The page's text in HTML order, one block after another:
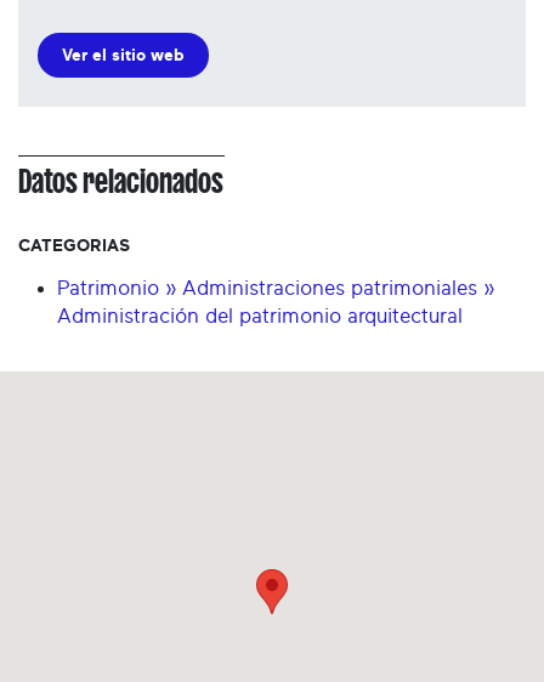
Ver el sitio web
Datos relacionados
CATEGORIAS
Patrimonio » Administraciones patrimoniales »
Administración del patrimonio arquitectural